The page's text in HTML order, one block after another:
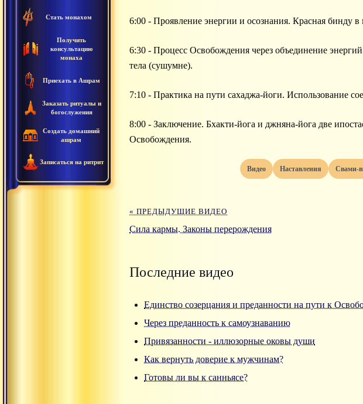
Стать монахом
Получить
консультацию
монаха
Приехать в Ашрам
Заказать ритуалы и
богослужения
Создать домашний
ашрам
Записаться на ритрит
6:00 - Проявление энергии и осознания. Красная бинду в
6:30 - Процесс Освобождения через объединение
тела (сушумне).
7:10 - Практика на пути сахаджа-йоги. Использование
8:00 - Заключение. Бхакти-йога и джняна-йога две
Освобождения.
видео наставления
« ПРЕДЫДУЩИЕ ВИДЕО
Сила кармы. Законы перерождения
Последние видео
Единство созерцания и преданности на пути к
Через преданность к самоузнаванию
Привязанности - иллюзорные оковы души
Как вернуть доверие к мужчинам?
Готовы ли вы к санньясе?